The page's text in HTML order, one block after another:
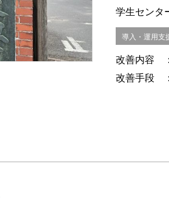
学生センタ
導入・運用支
改善内容
改善手段